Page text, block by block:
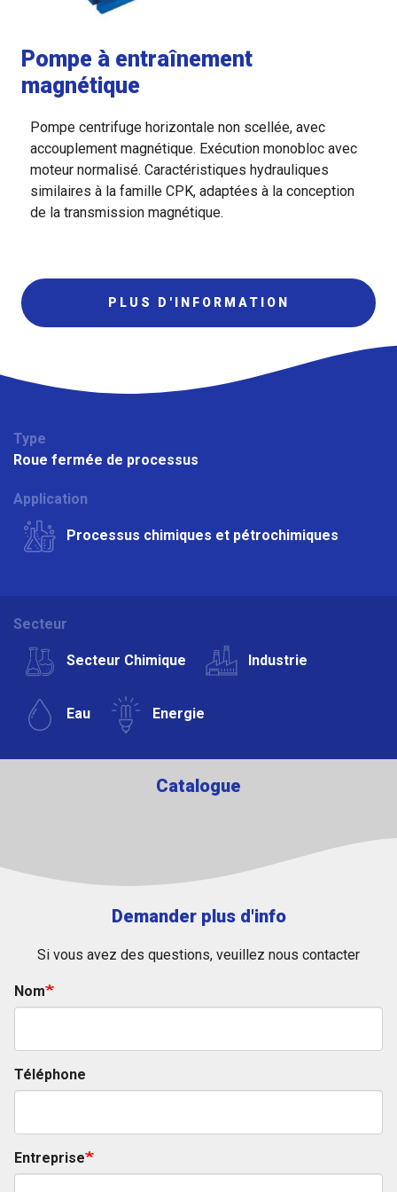
Pompe à entraînement
magnétique
Pompe centrifuge horizontale non scellée, avec
accouplement magnétique. Exécution monobloc avec
moteur normalisé. Caractéristiques hydrauliques
similaires à la famille CPK, adaptées à la conception
de la transmission magnétique.
PLUS D'INFORMATION
Type
Roue fermée de processus
Application
Processus chimiques et pétrochimiques
Secteur
Secteur Chimique Industrie
Eau Energie
Catalogue
Demander plus d'info
Si vous avez des questions, veuillez nous contacter
Nom
Téléphone
Entreprise